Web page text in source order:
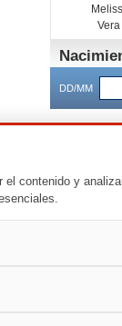
DD/MM
el contenido y